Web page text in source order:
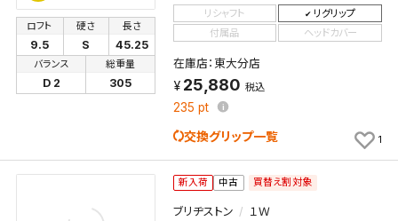
ロフト
9.5
硬さ
S
長さ
45.25
バランス
D 2
総重量
305
リシャフト
リグリップ
付属品
ヘッドカバー
在庫店：東大分店
25,880 税込
235 pt
交換グリップ一覧 1
新入荷 中古 買替え割対象
ブリヂストン １Ｗ
件一覧」から画面を表示し、条件を変更の上、保存し直
してください。
保存する